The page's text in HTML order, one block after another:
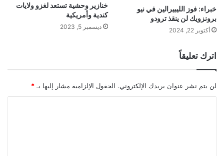
خبراء: فوز الليبيرالين في نيو
برونزويك لن ينقذ ترودو
أكتوبر 22, 2024
خنازير وحشية تستعد لغزو ولايات
كندية وأمريكية
ديسمبر 5, 2023
اترك تعليقاً
لن يتم نشر عنوان بريدك الإلكتروني. الحقول الإلزامية مشار إليها بـ *